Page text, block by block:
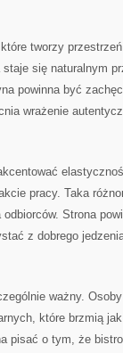
tworzy
się naturalnym
powinna być
wrażenie
pracy. Taka
Strona
z dobrego
ważny.
które brzmią
pisać o tym, że